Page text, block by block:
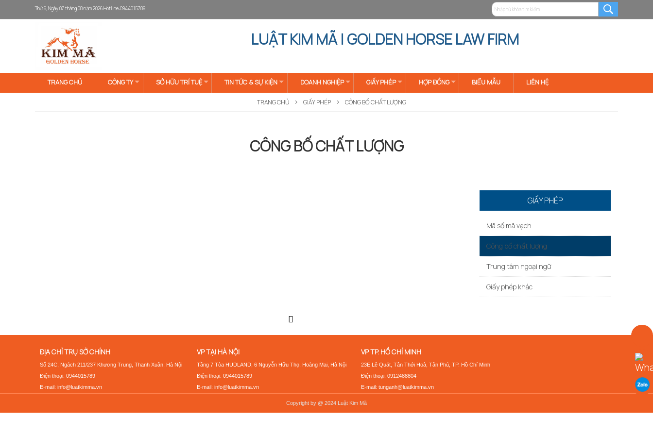
Thứ 6, Ngày 07 tháng 08 năm 2026Hotline:0944015789
LUẬT KIM MÃ | GOLDEN HORSE LAW FIRM
TRANG CHỦ CÔNG TY SỞ HỮU TRÍ TUỆ TIN TỨC & SỰ KIỆN DOANH NGHIỆP GIẤY PHÉP HỢP ĐỒNG BIỂU MẪU LIÊN HỆ
TRANG CHỦ GIẤY PHÉP CÔNG BỐ CHẤT LƯỢNG
CÔNG BỐ CHẤT LƯỢNG
GIẤY PHÉP
Mã số mã vạch
Công bố chất lượng
Trung tâm ngoại ngữ
Giấy phép khác
ĐỊA CHỈ TRỤ SỞ CHÍNH
Số 24C, Ngách 211/237 Khương Trung, Thanh Xuân, Hà Nội
Điện thoại: 0944015789
E-mail: info@luatkimma.vn
VP TẠI HÀ NỘI
Tầng 7 Tòa HUDLAND, 6 Nguyễn Hữu Thọ, Hoàng Mai, Hà Nội
Điện thoại: 0944015789
E-mail: info@luatkimma.vn
VP TP. HỒ CHÍ MINH
23E Lê Quát, Tân Thới Hoà, Tân Phú, TP. Hồ Chí Minh
Điện thoại: 0912488804
E-mail: tunganh@luatkimma.vn
Copyright by @ 2024 Luật Kim Mã